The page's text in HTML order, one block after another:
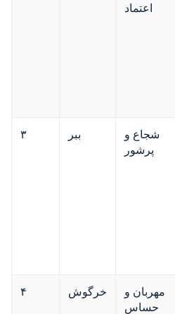
اعتماد
۳ ببر
شجاع و
پرشور
۴ خرگوش
مهربان و
حساس